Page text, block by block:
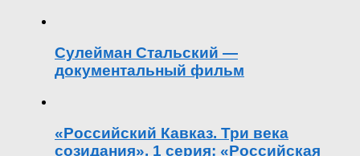
Сулейман Стальский —
документальный фильм
«Российский Кавказ. Три века
созидания». 1 серия: «Российская